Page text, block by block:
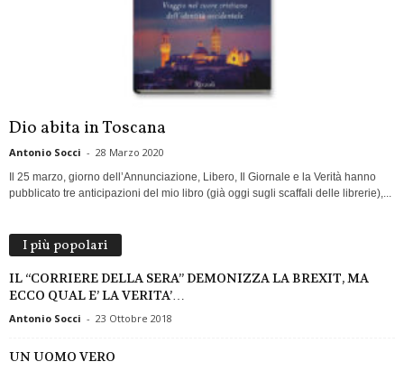
Dio abita in Toscana
Antonio Socci - 28 Marzo 2020
Il 25 marzo, giorno dell’Annunciazione, Libero, Il Giornale e la Verità hanno
pubblicato tre anticipazioni del mio libro (già oggi sugli scaffali delle librerie),...
I più popolari
IL “CORRIERE DELLA SERA” DEMONIZZA LA BREXIT, MA
ECCO QUAL E’ LA VERITA’…
Antonio Socci - 23 Ottobre 2018
UN UOMO VERO